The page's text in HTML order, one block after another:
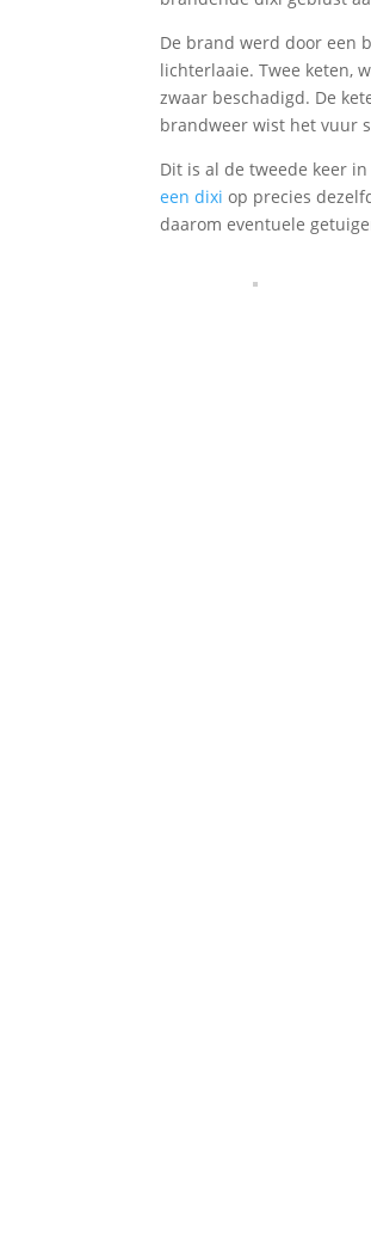
De brand werd door een
lichterlaaie. Twee keten,
zwaar beschadigd. De
brandweer wist het vuur
Dit is al de tweede keer
een dixi op precies
daarom eventuele